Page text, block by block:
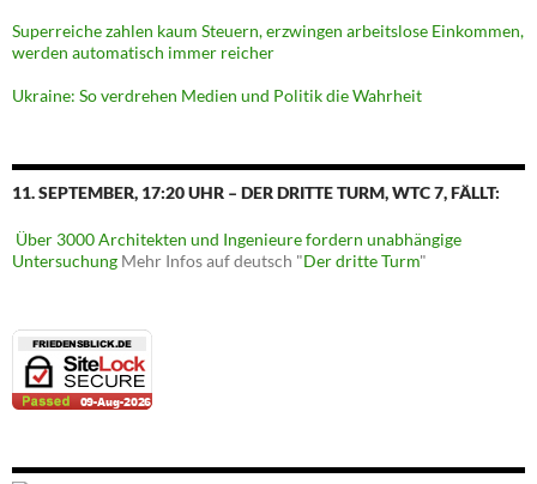
Superreiche zahlen kaum Steuern, erzwingen arbeitslose Einkommen,
werden automatisch immer reicher
Ukraine: So verdrehen Medien und Politik die Wahrheit
11. SEPTEMBER, 17:20 UHR – DER DRITTE TURM, WTC 7, FÄLLT:
Über 3000 Architekten und Ingenieure fordern unabhängige
Untersuchung Mehr Infos auf deutsch "Der dritte Turm"